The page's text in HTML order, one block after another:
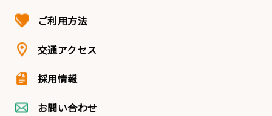
ご利用方法
交通アクセス
採用情報
お問い合わせ